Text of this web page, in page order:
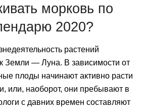
морковь по
2020?
растений
Земли — Луна. В зависимости от
плоды начинают активно расти
или, наоборот, они пребывают в
с давних времен составляют